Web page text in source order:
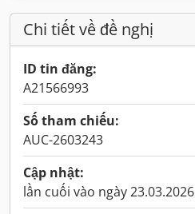
Chi tiết về đề nghị
ID tin đăng:
A21566993
Số tham chiếu:
AUC-2603243
Cập nhật:
lần cuối vào ngày 23.03.2026